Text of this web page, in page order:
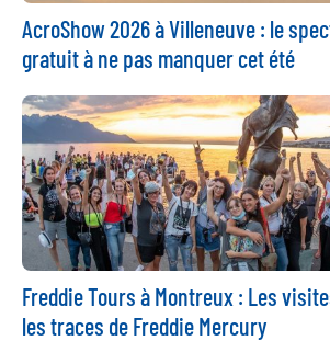
AcroShow 2026 à Villeneuve : le
gratuit à ne pas manquer cet été
Freddie Tours à Montreux : Les
les traces de Freddie Mercury